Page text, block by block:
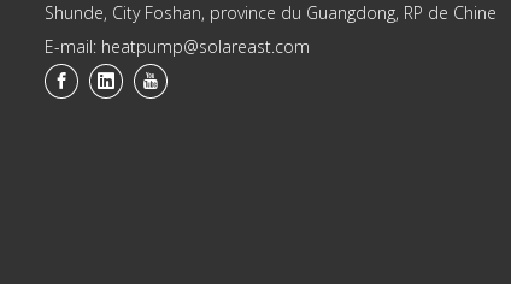
Shunde, City Foshan, province du Guangdong, RP de Chine
E-mail: heatpump@solareast.com